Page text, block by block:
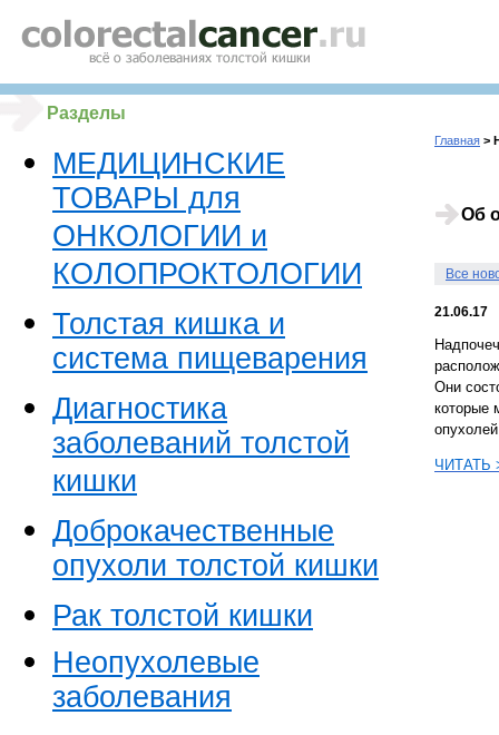
Разделы
МЕДИЦИНСКИЕ
ТОВАРЫ для
ОНКОЛОГИИ и
КОЛОПРОКТОЛОГИИ
Толстая кишка и
система пищеварения
Диагностика
заболеваний толстой
кишки
Доброкачественные
опухоли толстой кишки
Рак толстой кишки
Неопухолевые
заболевания
Главная >
Об
Все
21.06.17
Они
которые
ЧИТАТЬ